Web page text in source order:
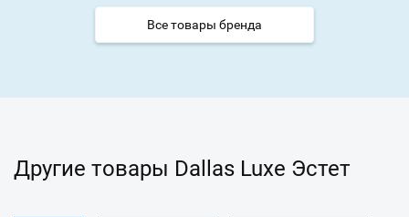
Все товары бренда
Другие товары Dallas Luxe Эстет